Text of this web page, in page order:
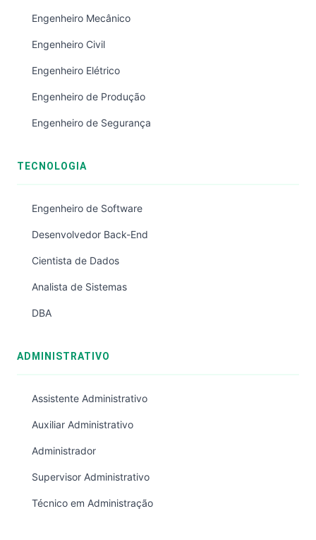
Engenheiro Mecânico
Engenheiro Civil
Engenheiro Elétrico
Engenheiro de Produção
Engenheiro de Segurança
TECNOLOGIA
Engenheiro de Software
Desenvolvedor Back-End
Cientista de Dados
Analista de Sistemas
DBA
ADMINISTRATIVO
Assistente Administrativo
Auxiliar Administrativo
Administrador
Supervisor Administrativo
Técnico em Administração